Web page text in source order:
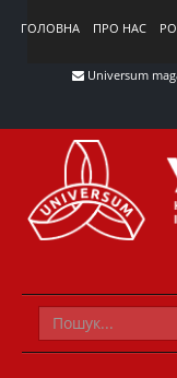
ГОЛОВНА ПРО НАС
Universum